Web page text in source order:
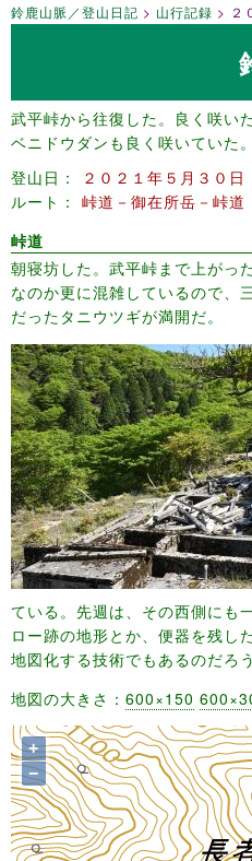
鈴鹿山脈／登山日記 山行記録 ２
武平峠から往復した。良く咲い
ベニドウダンも良く咲いていた。
登山日
２０２１年５月３０日
ルート
峠道－御在所岳－峠道
峠道
朝寝坊した。武平峠まで上がっ
なのか更に混雑しているので、
だったタニウツギが満開だ。
ている。先週は、その西側にも
ロー跡の地形とか、便器を残し
地図化する技術でもあるのだろう
地図の大きさ： 600×150
+
−